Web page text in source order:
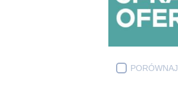
PORÓWNAJ